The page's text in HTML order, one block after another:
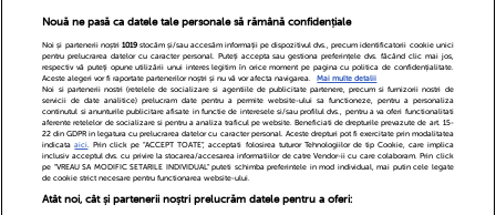
Echipa Editoriala Newsletter
Contact
Cariere
Cookies Politica de confidentialitate
Nouă ne pasă ca datele tale personale să rămână confidențiale
Noi și partenerii noștri 1019stocăm și/sau accesăm informații pe dispozitivul dvs., precum identificatorii cookie unici
pentru prelucrarea datelor cu caracter personal. Puteți accepta sau gestiona preferințele dvs. făcând clic mai jos,
respectiv vă puteți opune utilizării unui interes legitim în orice moment pe pagina cu politica de confidențialitate.
Aceste alegeri vor fi raportate partenerilor noștri și nu vă vor afecta navigarea.
Mai multe detalii
Noi si partenerii nostri (retelele de socializare si agentiile de publicitate partenere, precum si furnizorii nostri de
servicii de date analitice) prelucram date pentru a permite website-ului sa functioneze, pentru a personaliza
continutul si anunturile publicitare afisate in functie de interesele si/sau profilul dvs., pentru a va oferi functionalitati
aferente retelelor de socializare si pentru a analiza traficul pe website. Beneficiati de drepturile prevazute de art. 15-
22 din GDPR in legatura cu prelucrarea datelor cu caracter personal. Aceste drepturi pot fi exercitate prin modalitatea
indicataaici. Prin click pe “ACCEPT TOATE”, acceptati folosirea tuturor Tehnologiilor de tip Cookie, care implica
inclusiv acceptul dvs. cu privire la stocarea/accesarea informatiilor de catre Vendor-ii cu care colaboram. Prin click
pe “VREAU SA MODIFIC SETARILE INDIVIDUAL” puteti schimba preferintele in mod individual, mai putin cele legate
de cookie strict necesare pentru functionarea website-ului.
Atât noi, cât și partenerii noștri prelucrăm datele pentru a oferi: